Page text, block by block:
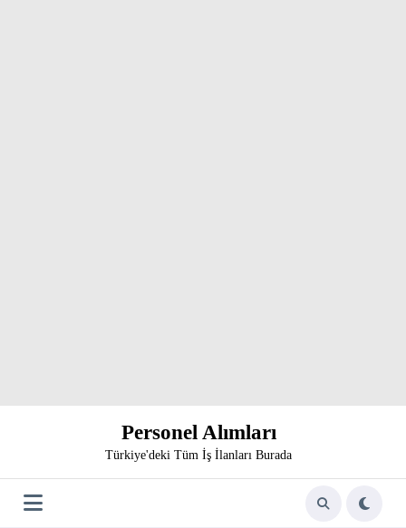
Personel Alımları
Türkiye'deki Tüm İş İlanları Burada